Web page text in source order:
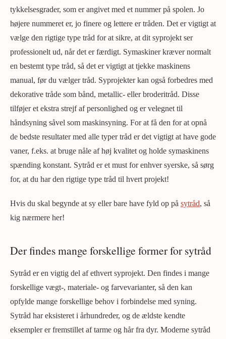
tykkelsesgrader, som er angivet med et nummer på spolen. Jo
højere nummeret er, jo finere og lettere er tråden. Det er vigtigt at
vælge den rigtige type tråd for at sikre, at dit syprojekt ser
professionelt ud, når det er færdigt. Symaskiner kræver normalt
en bestemt type tråd, så det er vigtigt at tjekke maskinens
manual, før du vælger tråd. Syprojekter kan også forbedres med
dekorative tråde som bånd, metallic- eller broderitråd. Disse
tilføjer et ekstra strejf af personlighed og er velegnet til
håndsyning såvel som maskinsyning. For at få den for at opnå
de bedste resultater med alle typer tråd er det vigtigt at have gode
vaner, f.eks. at bruge nåle af høj kvalitet og holde symaskinens
spænding konstant. Sytråd er et must for enhver syerske, så sørg
for, at du har den rigtige type tråd til hvert projekt!
Hvis du skal begynde at sy eller bare have fyld op på sytråd, så
kig nærmere her!
Der findes mange forskellige former for sytråd
Sytråd er en vigtig del af ethvert syprojekt. Den findes i mange
forskellige vægt-, materiale- og farvevarianter, så den kan
opfylde mange forskellige behov i forbindelse med syning.
Sytråd har eksisteret i århundreder, og de ældste kendte
eksempler er fremstillet af tarme og hår fra dyr. Moderne sytråd